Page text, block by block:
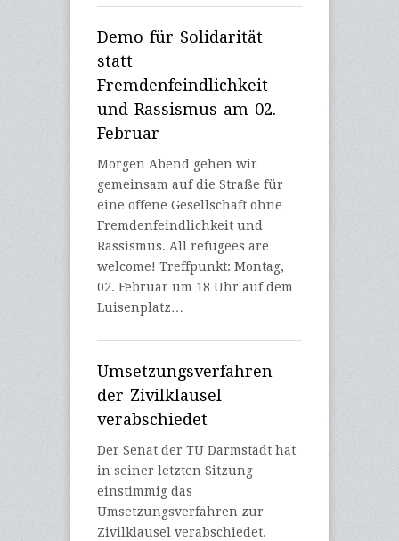
Demo für Solidarität
statt
Fremdenfeindlichkeit
und Rassismus am 02.
Februar
Morgen Abend gehen wir
gemeinsam auf die Straße für
eine offene Gesellschaft ohne
Fremdenfeindlichkeit und
Rassismus. All refugees are
welcome! Treffpunkt: Montag,
02. Februar um 18 Uhr auf dem
Luisenplatz…
Umsetzungsverfahren
der Zivilklausel
verabschiedet
Der Senat der TU Darmstadt hat
in seiner letzten Sitzung
einstimmig das
Umsetzungsverfahren zur
Zivilklausel verabschiedet.